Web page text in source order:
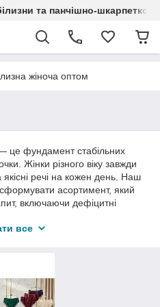
та панчішно-
жіноча оптом
це фундамент стабільних
Жінки різного віку завжди
якісні речі на кожен день. Наш
асортимент, який
включаючи дефіцитні
жіночу білизну оптом
найпопулярніші моделі —
посадкою, а також
все